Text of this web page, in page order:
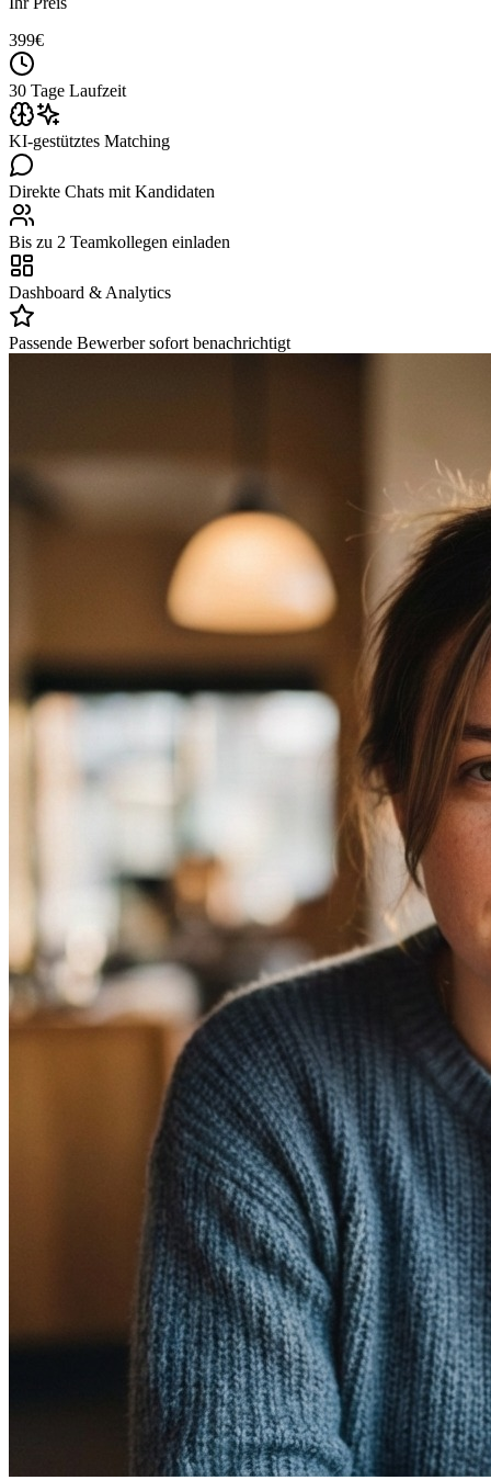
399€
30 Tage Laufzeit
KI-gestütztes Matching
Direkte Chats mit Kandidaten
Bis zu 2 Teamkollegen einladen
Dashboard & Analytics
Passende Bewerber sofort benachrichtigt